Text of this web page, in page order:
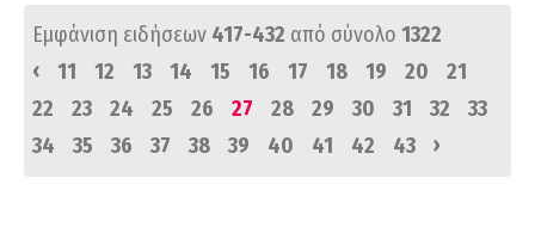
Εμφάνιση ειδήσεων 417-432 από σύνολο 1322
‹
11 12 13 14 15 16 17 18 19 20
21
22
23 24 25 26 27 28 29 30 31 32
33
34
35 36 37 38 39 40 41 42 43 ›